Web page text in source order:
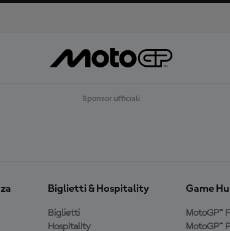
Sponsor ufficiali
Biglietti & Hospitality
Biglietti
Hospitality
Game
MotoGP™
MotoGP™